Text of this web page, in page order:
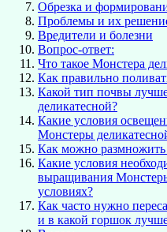
Обрезка и
Проблемы и их
Вредители и болезни
Вопрос-ответ:
Что такое Монстера
Как правильно
Какой тип почвы
деликатесной?
Какие условия
Монстеры
Как можно
Какие условия
выращивания
условиях?
Как часто нужно
и в какой горшок